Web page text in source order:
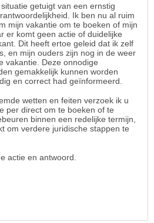
getuigt van een ernstig
Ik ben nu al ruim
mijn vakantie om te boeken of mijn
er komt geen actie of duidelijke
Dit heeft ertoe geleid dat ik zelf
en mijn ouders zijn nog in de weer
vakantie. Deze onnodige
gemakkelijk kunnen worden
en correct had geïnformeerd.
wetten en feiten verzoek ik u
per direct om te boeken of te
binnen een redelijke termijn,
om verdere juridische stappen te
actie en antwoord.